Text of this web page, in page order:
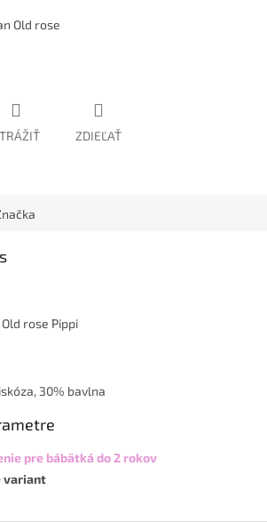
Old rose
ZDIEĽAŤ
rose Pippi
30% bavlna
pre bábätká do 2 rokov
variant